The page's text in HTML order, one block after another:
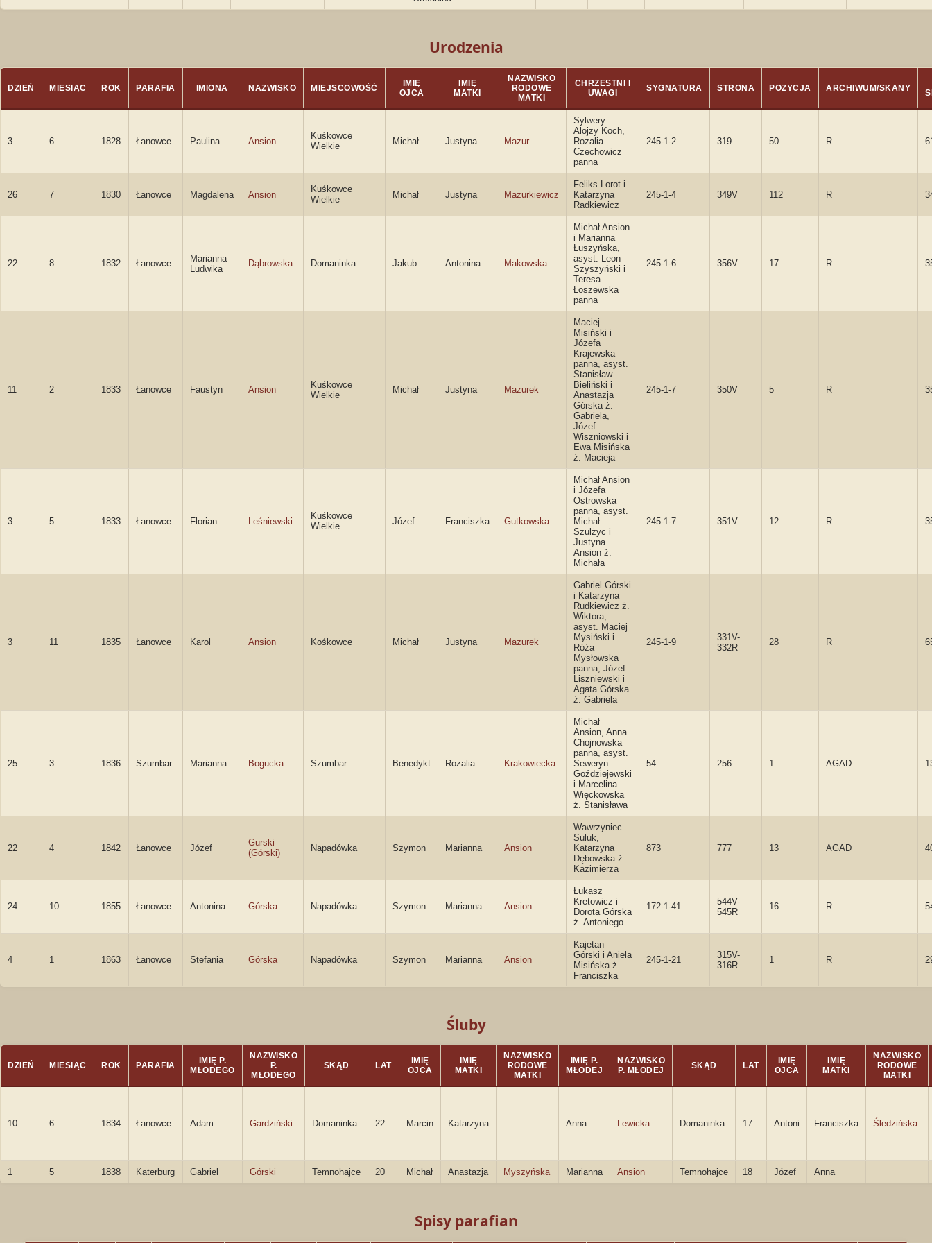
Urodzenia
DZIEŃ MIESIĄC ROK PARAFIA IMIONA NAZWISKO MIEJSCOWOŚĆ
IMIĘ
OJCA
IMIĘ
MATKI
NAZWISKO
RODOWE
MATKI
CHRZESTNI I
UWAGI
SYGNATURA STRONA POZYCJA ARCHIWUM/SKANY
3 6 1828 Łanowce Paulina Ansion
Kuśkowce
Wielkie
Michał Justyna Mazur
Sylwery
Alojzy Koch,
Rozalia
Czechowicz
panna
245-1-2 319 50 R
26 7 1830 Łanowce Magdalena Ansion
Kuśkowce
Wielkie
Michał Justyna Mazurkiewicz
Feliks Lorot i
Katarzyna
Radkiewicz
245-1-4 349V 112 R
22 8 1832 Łanowce
Marianna
Ludwika
Dąbrowska Domaninka Jakub Antonina Makowska
Michał Ansion
i Marianna
Łuszyńska,
asyst. Leon
Szyszyński i
Teresa
Łoszewska
panna
245-1-6 356V 17 R
11 2 1833 Łanowce Faustyn Ansion
Kuśkowce
Wielkie
Michał Justyna Mazurek
Maciej
Misiński i
Józefa
Krajewska
panna, asyst.
Stanisław
Bieliński i
Anastazja
Górska ż.
Gabriela,
Józef
Wiszniowski i
Ewa Misińska
ż. Macieja
245-1-7 350V 5 R
3 5 1833 Łanowce Florian Leśniewski
Kuśkowce
Wielkie
Józef Franciszka Gutkowska
Michał Ansion
i Józefa
Ostrowska
panna, asyst.
Michał
Szulżyc i
Justyna
Ansion ż.
Michała
245-1-7 351V 12 R
3 11 1835 Łanowce Karol Ansion Kośkowce Michał Justyna Mazurek
Gabriel Górski
i Katarzyna
Rudkiewicz ż.
Wiktora,
asyst. Maciej
Mysiński i
Róża
Mysłowska
panna, Józef
Liszniewski i
Agata Górska
ż. Gabriela
245-1-9
331V-
332R
28 R
25 3 1836 Szumbar Marianna Bogucka Szumbar Benedykt Rozalia Krakowiecka
Michał
Ansion, Anna
Chojnowska
panna, asyst.
Seweryn
Goździejewski
i Marcelina
Więckowska
ż. Stanisława
54 256 1 AGAD
22 4 1842 Łanowce Józef
Gurski
(Górski)
Napadówka Szymon Marianna Ansion
Wawrzyniec
Suluk,
Katarzyna
Dębowska ż.
Kazimierza
873 777 13 AGAD
24 10 1855 Łanowce Antonina Górska Napadówka Szymon Marianna Ansion
Łukasz
Kretowicz i
Dorota Górska
ż. Antoniego
172-1-41
544V-
545R
16 R
4 1 1863 Łanowce Stefania Górska Napadówka Szymon Marianna Ansion
Kajetan
Górski i Aniela
Misińska ż.
Franciszka
245-1-21
315V-
316R
1 R
Śluby
DZIEŃ MIESIĄC ROK PARAFIA
IMIĘ P.
MŁODEGO
NAZWISKO
P.
MŁODEGO
SKĄD LAT
IMIĘ
OJCA
IMIĘ
MATKI
NAZWISKO
RODOWE
MATKI
IMIĘ P.
MŁODEJ
NAZWISKO
P. MŁODEJ
SKĄD LAT
IMIĘ
OJCA
IMIĘ
MATKI
NAZWISKO
RODOWE
MATKI
10 6 1834 Łanowce Adam Gardziński Domaninka 22 Marcin Katarzyna Anna Lewicka Domaninka 17 Antoni Franciszka Śledzińska
1 5 1838 Katerburg Gabriel Górski Temnohajce 20 Michał Anastazja Myszyńska Marianna Ansion Temnohajce 18 Józef Anna
Spisy parafian